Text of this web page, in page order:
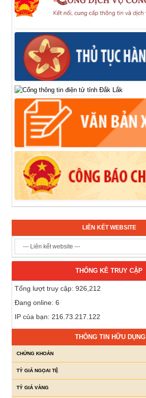
LIÊN KẾT WEBSITE
THỐNG KÊ TRUY CẬP
Tổng lượt truy cập: 926,212
Đang online: 6
IP của bạn: 216.73.217.122
THÔNG TIN HỮU DỤNG
CHỨNG KHOÁN
TỶ GIÁ NGỌAI TỆ
TỶ GIÁ VÀNG